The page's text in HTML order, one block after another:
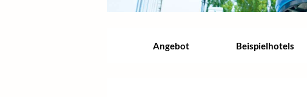
Angebot Beispielhotels